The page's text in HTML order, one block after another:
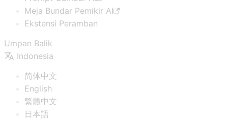
Meja Bundar Pemikir AI
Ekstensi Peramban
Umpan Balik
Indonesia
简体中文
English
繁體中文
日本語